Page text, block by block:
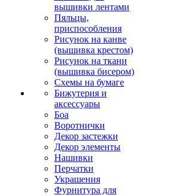
вышивки лентами
Пяльцы,
приспособления
Рисунок на канве
(вышивка крестом)
Рисунок на ткани
(вышивка бисером)
Схемы на бумаге
Бижутерия и
аксессуары
Боа
Воротнички
Декор застежки
Декор элементы
Нашивки
Перчатки
Украшения
Фурнитура для